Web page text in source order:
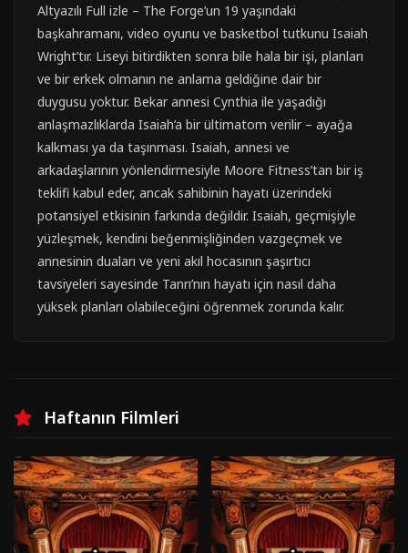
Altyazılı Full izle – The Forge’un 19 yaşındaki
başkahramanı, video oyunu ve basketbol tutkunu Isaiah
Wright’tır. Liseyi bitirdikten sonra bile hala bir işi, planları
ve bir erkek olmanın ne anlama geldiğine dair bir
duygusu yoktur. Bekar annesi Cynthia ile yaşadığı
anlaşmazlıklarda Isaiah’a bir ültimatom verilir – ayağa
kalkması ya da taşınması. Isaiah, annesi ve
arkadaşlarının yönlendirmesiyle Moore Fitness’tan bir iş
teklifi kabul eder, ancak sahibinin hayatı üzerindeki
potansiyel etkisinin farkında değildir. Isaiah, geçmişiyle
yüzleşmek, kendini beğenmişliğinden vazgeçmek ve
annesinin duaları ve yeni akıl hocasının şaşırtıcı
tavsiyeleri sayesinde Tanrı’nın hayatı için nasıl daha
yüksek planları olabileceğini öğrenmek zorunda kalır.
Haftanın Filmleri